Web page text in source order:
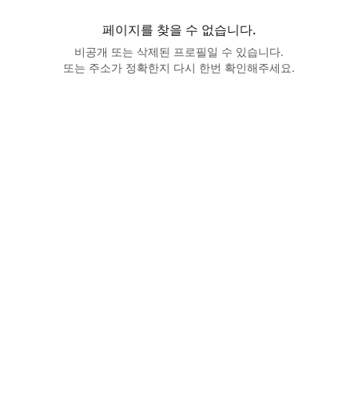
페이지를 찾을 수 없습니다.
비공개 또는 삭제된 프로필일 수 있습니다.
또는 주소가 정확한지 다시 한번 확인해주세요.